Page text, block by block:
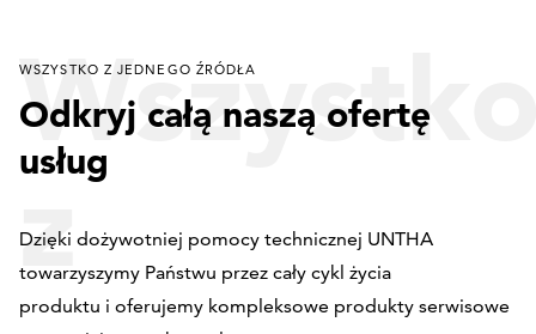
zużycia"
z
WSZYSTKO Z JEDNEGO ŹRÓDŁA
Odkryj całą naszą ofertę
usług
Dzięki dożywotniej pomocy technicznej UNTHA
towarzyszymy Państwu przez cały cykl życia
produktu i oferujemy kompleksowe produkty serwisowe